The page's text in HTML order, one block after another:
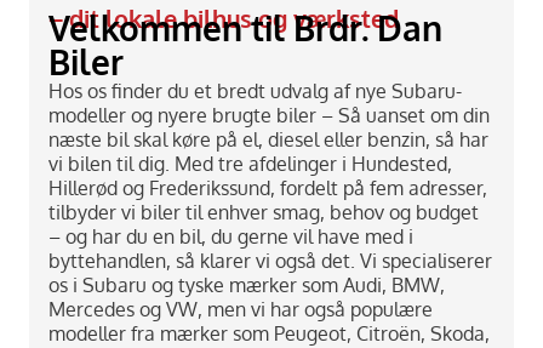
– dit lokale bilhus og værksted
Velkommen til Brdr. Dan
Biler
Hos os finder du et bredt udvalg af nye Subaru-
modeller og nyere brugte biler – Så uanset om din
næste bil skal køre på el, diesel eller benzin, så har
vi bilen til dig. Med tre afdelinger i Hundested,
Hillerød og Frederikssund, fordelt på fem adresser,
tilbyder vi biler til enhver smag, behov og budget
– og har du en bil, du gerne vil have med i
byttehandlen, så klarer vi også det. Vi specialiserer
os i Subaru og tyske mærker som Audi, BMW,
Mercedes og VW, men vi har også populære
modeller fra mærker som Peugeot, Citroën, Skoda,